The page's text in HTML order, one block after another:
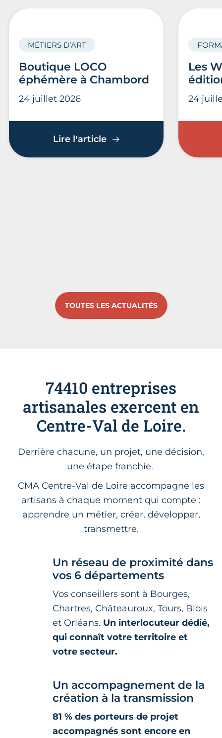
Boutique LOCO
éphémère à Chambord
MÉTIERS D’ART
24 juillet 2026
Lire l’articleBoutique LOCO
Les
24
TOUTES LES ACTUALITÉS
74410 entreprises
artisanales exercent en
Centre-Val de Loire.
Derrière chacune, un projet, une décision,
une étape franchie.
CMA Centre-Val de Loire accompagne les
artisans à chaque moment qui compte :
apprendre un métier, créer, développer,
transmettre.
Un réseau de proximité dans
vos 6 départements
Vos conseillers sont à Bourges,
Chartres, Châteauroux, Tours, Blois
et Orléans. Un interlocuteur dédié,
qui connaît votre territoire et
votre secteur.
Un accompagnement de la
création à la transmission
81 % des porteurs de projet
accompagnés sont encore en